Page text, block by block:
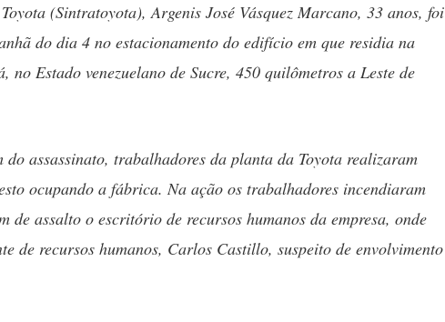
(Sintratoyota), Argenis José Vásquez Marcano, 33 anos, foi
do dia 4 no estacionamento do edifício em que residia na
no Estado venezuelano de Sucre, 450 quilômetros a Leste de
do assassinato, trabalhadores da planta da Toyota realizaram
ocupando a fábrica. Na ação os trabalhadores incendiaram
de assalto o escritório de recursos humanos da empresa, onde
de recursos humanos, Carlos Castillo, suspeito de envolvimento